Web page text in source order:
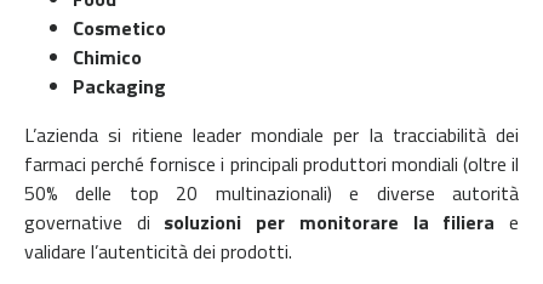
Cosmetico
Chimico
Packaging
L’azienda si ritiene leader mondiale per la tracciabilità dei
farmaci perché fornisce i principali produttori mondiali (oltre il
50% delle top 20 multinazionali) e diverse autorità
governative di soluzioni per monitorare la filiera e
validare l’autenticità dei prodotti.